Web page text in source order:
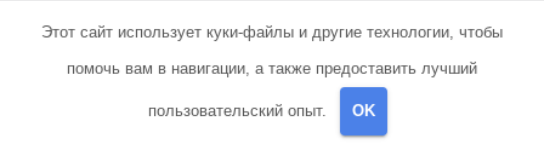
7ULOHB33 7UTVLU59 7V2MI6BF 7V37GO5C 7V513WU4
7WHY4Z0N 7WQXY6L4
7WZCNQ7C
Этот сайт использует куки-файлы и другие технологии, чтобы
помочь вам в навигации, а также предоставить лучший
пользовательский опыт. OK